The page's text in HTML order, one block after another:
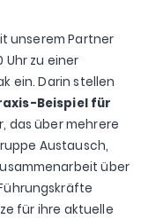
unserem Partner
Uhr zu einer
ein. Darin stellen
Beispiel für
das über mehrere
Austausch,
über
für ihre aktuelle